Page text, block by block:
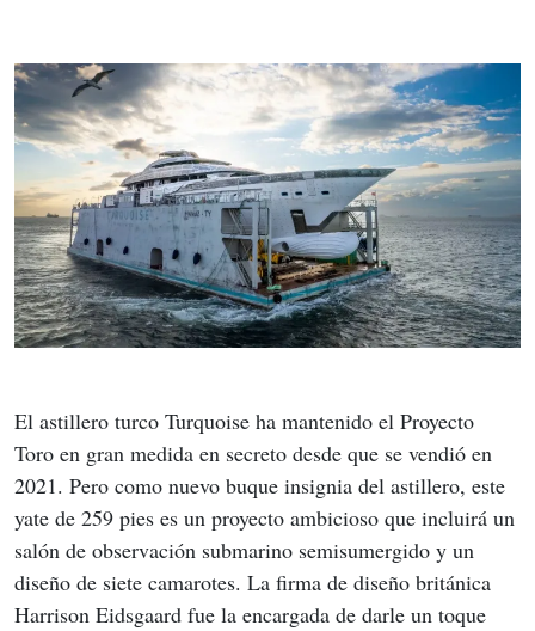
El astillero turco Turquoise ha mantenido el Proyecto
Toro en gran medida en secreto desde que se vendió en
2021. Pero como nuevo buque insignia del astillero, este
yate de 259 pies es un proyecto ambicioso que incluirá un
salón de observación submarino semisumergido y un
diseño de siete camarotes. La firma de diseño británica
Harrison Eidsgaard fue la encargada de darle un toque